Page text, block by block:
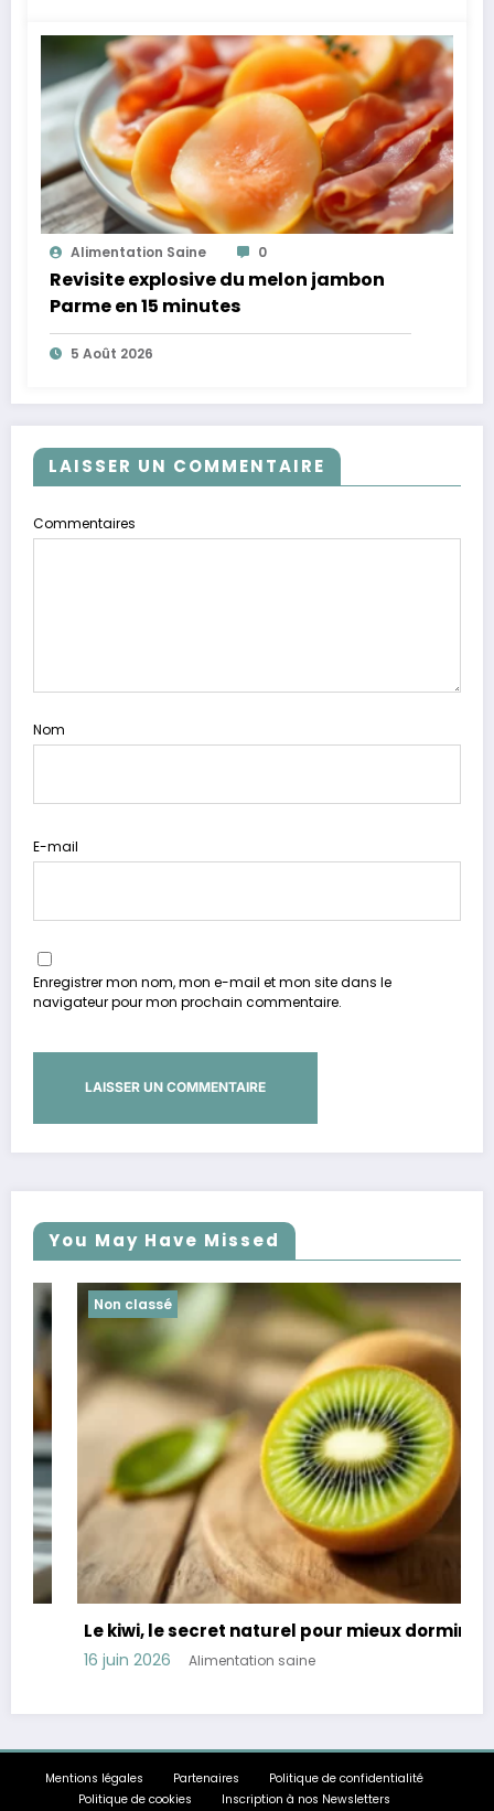
Alimentation Saine 0
Revisite explosive du melon jambon
Parme en 15 minutes
5 Août 2026
LAISSER UN COMMENTAIRE
Commentaires
Nom
E-mail
Enregistrer mon nom, mon e-mail et mon site dans le
navigateur pour mon prochain commentaire.
You May Have Missed
Non classé
Le kiwi, le secret naturel pour mieux dormir
16 juin 2026 Alimentation saine
Mentions légales Partenaires
Politique de confidentialité
Politique de cookies
Inscription à nos Newsletters